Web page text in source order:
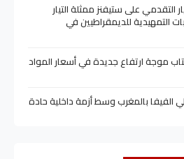
التقدمي على ستيفنز ممثلة التيار
التمهيدية للديمقراطيين في
موجة ارتفاع جديدة في أسعار المواد
الفيفا بالمغرب وسط أزمة داخلية حادة